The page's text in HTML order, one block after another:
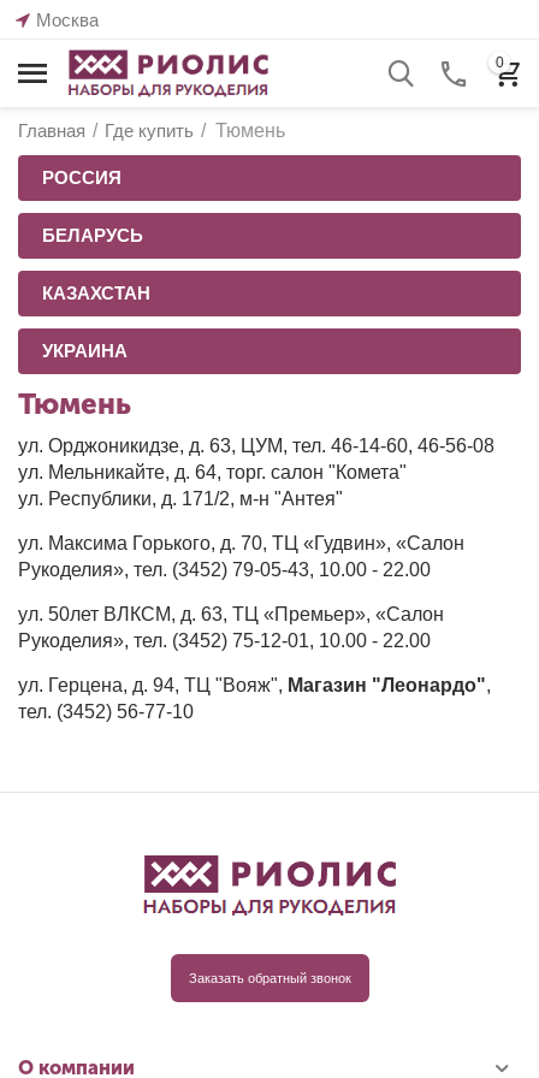
Москва
0
Главная / Где купить / Тюмень
РОССИЯ
БЕЛАРУСЬ
КАЗАХСТАН
УКРАИНА
Тюмень
ул. Орджоникидзе, д. 63, ЦУМ, тел. 46-14-60, 46-56-08
ул. Мельникайте, д. 64, торг. салон "Комета"
ул. Республики, д. 171/2, м-н "Антея"
ул. Максима Горького, д. 70, ТЦ «Гудвин», «Салон
Рукоделия», тел. (3452) 79-05-43, 10.00 - 22.00
ул. 50лет ВЛКСМ, д. 63, ТЦ «Премьер», «Салон
Рукоделия», тел. (3452) 75-12-01, 10.00 - 22.00
ул. Герцена, д. 94, ТЦ "Вояж", Магазин "Леонардо",
тел. (3452) 56-77-10
Заказать обратный звонок
О компании